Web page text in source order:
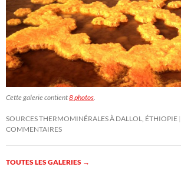
Cette galerie contient8 photos.
SOURCES THERMOMINÉRALES À DALLOL, ÉTHIOPIE
COMMENTAIRES
TOUTES LES GALERIES →